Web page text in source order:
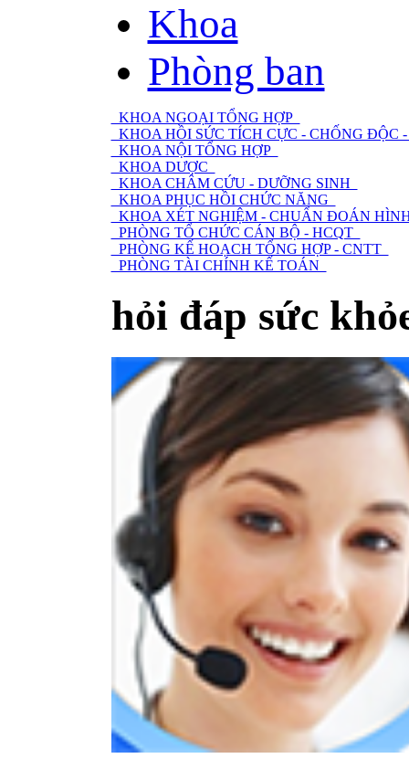
Khoa
Phòng ban
KHOA NGOẠI TỔNG HỢP
KHOA HỒI SỨC TÍCH CỰC - CHỐNG
KHOA NỘI TỔNG HỢP
KHOA DƯỢC
KHOA CHÂM CỨU - DƯỠNG SINH
KHOA PHỤC HỒI CHỨC NĂNG
KHOA XÉT NGHIỆM - CHUẨN ĐOÁN
PHÒNG TỔ CHỨC CÁN BỘ - HCQT
PHÒNG KẾ HOẠCH TỔNG HỢP - CNTT
PHÒNG TÀI CHÍNH KẾ TOÁN
hỏi đáp sức